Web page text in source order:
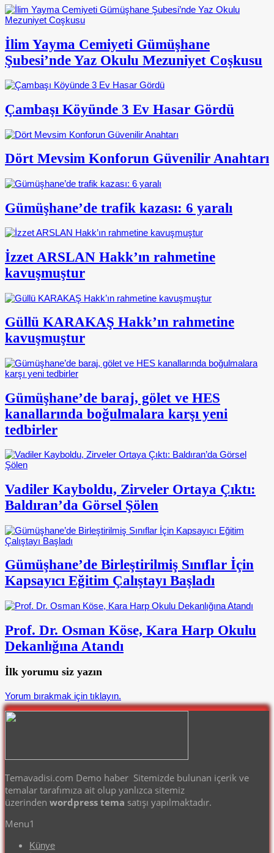
İlim Yayma Cemiyeti Gümüşhane
Şubesi’nde Yaz Okulu Mezuniyet Coşkusu
Çambaşı Köyünde 3 Ev Hasar Gördü
Dört Mevsim Konforun Güvenilir Anahtarı
Gümüşhane’de trafik kazası: 6 yaralı
İzzet ARSLAN Hakk’ın rahmetine
kavuşmuştur
Güllü KARAKAŞ Hakk’ın rahmetine
kavuşmuştur
Gümüşhane’de baraj, gölet ve HES
kanallarında boğulmalara karşı yeni
tedbirler
Vadiler Kayboldu, Zirveler Ortaya Çıktı:
Baldıran’da Görsel Şölen
Gümüşhane’de Birleştirilmiş Sınıflar İçin
Kapsayıcı Eğitim Çalıştayı Başladı
Prof. Dr. Osman Köse, Kara Harp Okulu
Dekanlığına Atandı
İlk yorumu siz yazın
Yorum bırakmak için tıklayın.
Temavadisi.com Demo haber Sitemizde bulunan içerik ve
temalar tarafımıza ait olup yanlızca sitemiz
üzerinden wordpress tema satışı yapılmaktadır.
Menu1
Künye